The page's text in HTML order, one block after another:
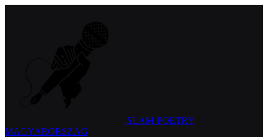
SLAM POETRY
MAGYARORSZÁG